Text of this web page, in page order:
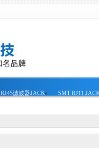
RJ45滤波器JACK SMT RJ11